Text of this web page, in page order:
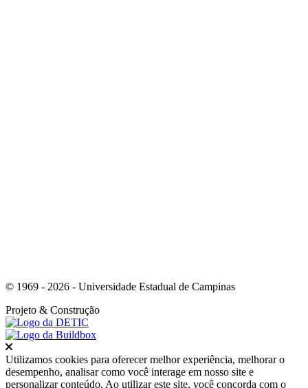
© 1969 - 2026 - Universidade Estadual de Campinas
Projeto & Construção
Fechar
Utilizamos cookies para oferecer melhor experiência, melhorar o
desempenho, analisar como você interage em nosso site e
personalizar conteúdo. Ao utilizar este site, você concorda com o